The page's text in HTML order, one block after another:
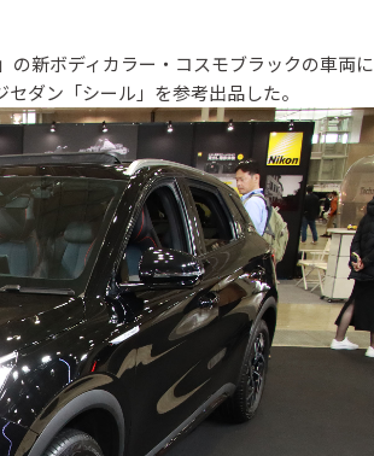
新ボディカラー・コスモブラックの車両に
ダン「シール」を参考出品した。